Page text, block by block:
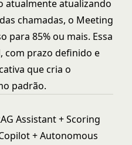
atualmente atualizando
chamadas, o Meeting
para 85% ou mais. Essa
com prazo definido e
que cria o
padrão.
Assistant + Scoring
+ Autonomous